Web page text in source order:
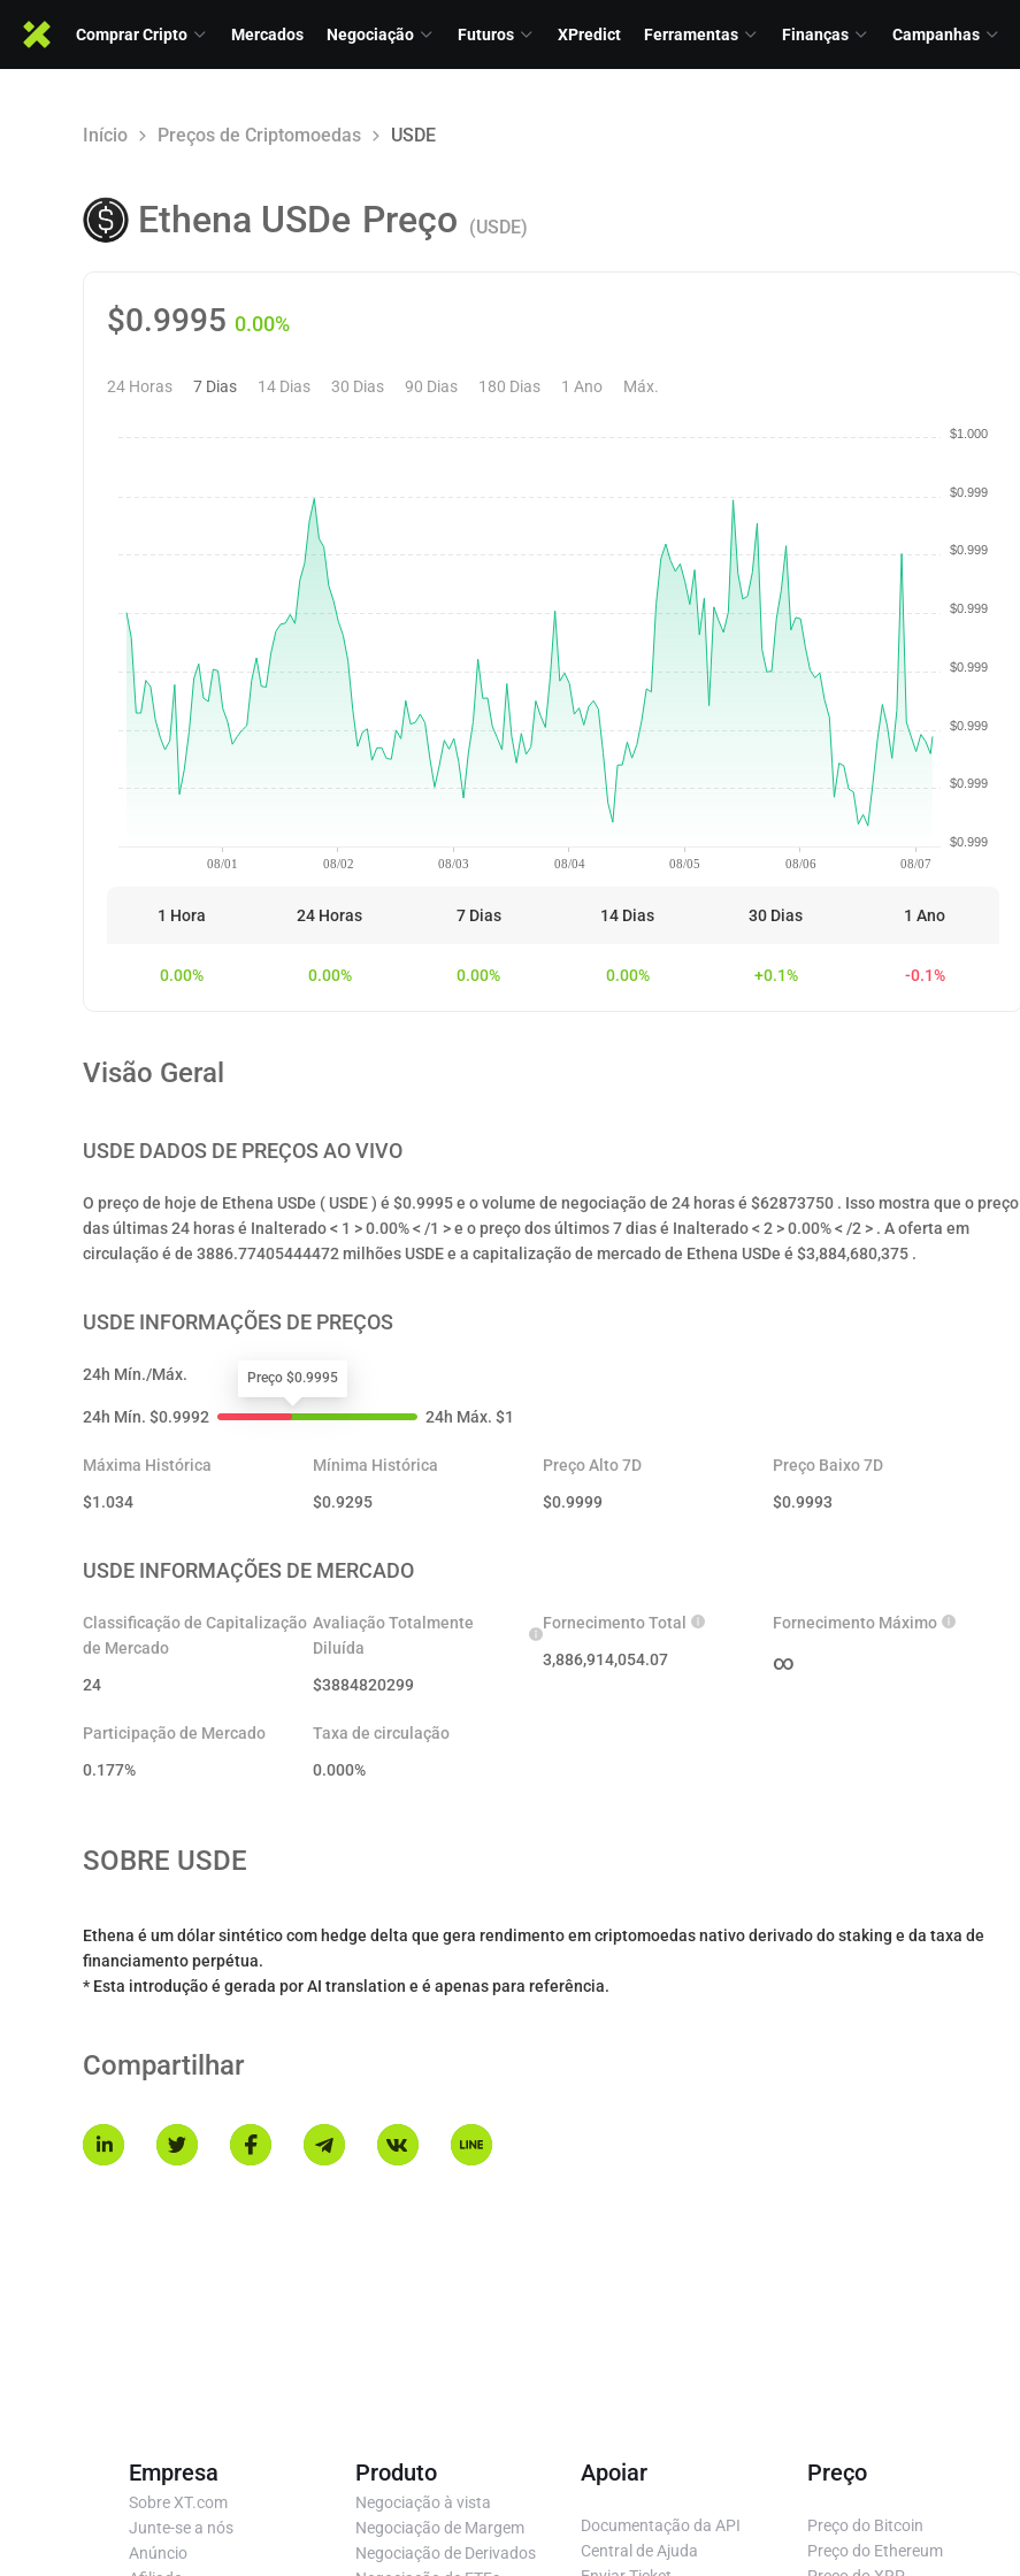
Comprar Cripto Mercados Negociação Futuros XPredict Ferramentas Finanças Campanhas
Início Preços de Criptomoedas USDE
Ethena USDe Preço (USDE)
$0.9995 0.00%
24 Horas 7 Dias 14 Dias 30 Dias 90 Dias 180 Dias 1 Ano Máx.
08/01 08/02 08/03 08/04 08/05 08/06 08/07
$0.999
$0.999
$0.999
$0.999
$0.999
$0.999
$0.999
$1.000
1 Hora 24 Horas 7 Dias 14 Dias 30 Dias 1 Ano
0.00% 0.00% 0.00% 0.00% +0.1% -0.1%
Visão Geral
USDE DADOS DE PREÇOS AO VIVO
O preço de hoje de Ethena USDe ( USDE ) é $0.9995 e o volume de negociação de 24 horas é $62873750 . Isso mostra que o preço
das últimas 24 horas é Inalterado < 1 > 0.00% < /1 > e o preço dos últimos 7 dias é Inalterado < 2 > 0.00% < /2 > . A oferta em
circulação é de 3886.77405444472 milhões USDE e a capitalização de mercado de Ethena USDe é $3,884,680,375 .
USDE INFORMAÇÕES DE PREÇOS
24h Mín./Máx.
24h Mín. $0.9992
Preço $0.9995
24h Máx. $1
Máxima Histórica
$1.034
Mínima Histórica
$0.9295
Preço Alto 7D
$0.9999
Preço Baixo 7D
$0.9993
USDE INFORMAÇÕES DE MERCADO
Classificação de Capitalização
de Mercado
24
Avaliação Totalmente
Diluída
$3884820299
Fornecimento Total
3,886,914,054.07
Fornecimento Máximo
∞
Participação de Mercado
0.177%
Taxa de circulação
0.000%
SOBRE USDE
Ethena é um dólar sintético com hedge delta que gera rendimento em criptomoedas nativo derivado do staking e da taxa de
financiamento perpétua.
* Esta introdução é gerada por AI translation e é apenas para referência.
Compartilhar
Empresa
Sobre XT.com
Junte-se a nós
Anúncio
Produto
Negociação à vista
Negociação de Margem
Negociação de Derivados
Apoiar
Documentação da API
Central de Ajuda
Preço
Preço do Bitcoin
Preço do Ethereum